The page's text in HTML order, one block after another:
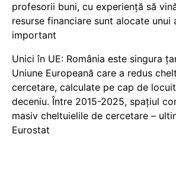
profesorii buni, cu experiență să
resurse financiare sunt alocate unui
important
Unici în UE: România este singura
Uniune Europeană care a redus
cercetare, calculate pe cap de
deceniu. Între 2015-2025, spațiul
masiv cheltuielile de cercetare –
Eurostat